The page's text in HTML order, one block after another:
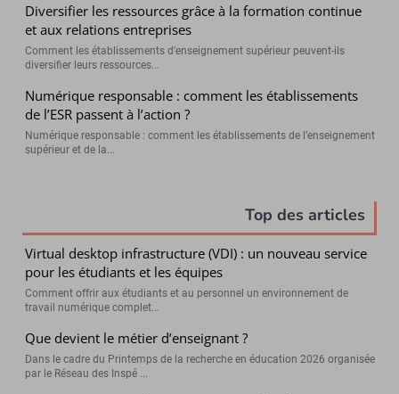
Diversifier les ressources grâce à la formation continue
et aux relations entreprises
Comment les établissements d’enseignement supérieur peuvent-ils
diversifier leurs ressources...
Numérique responsable : comment les établissements
de l’ESR passent à l’action ?
Numérique responsable : comment les établissements de l’enseignement
supérieur et de la...
Top des articles
Virtual desktop infrastructure (VDI) : un nouveau service
pour les étudiants et les équipes
Comment offrir aux étudiants et au personnel un environnement de
travail numérique complet...
Que devient le métier d’enseignant ?
Dans le cadre du Printemps de la recherche en éducation 2026 organisée
par le Réseau des Inspé ...